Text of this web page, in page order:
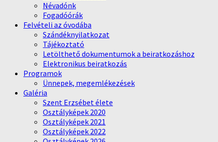
Névadónk
Fogadóórák
Felvételi az óvodába
Szándéknyilatkozat
Tájékoztató
Letölthető dokumentumok a beiratkozáshoz
Elektronikus beiratkozás
Programok
Ünnepek, megemlékezések
Galéria
Szent Erzsébet élete
Osztályképek 2020
Osztályképek 2021
Osztályképek 2022